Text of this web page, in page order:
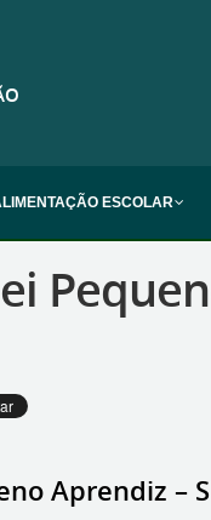
ESCOLAR
Aprendiz –